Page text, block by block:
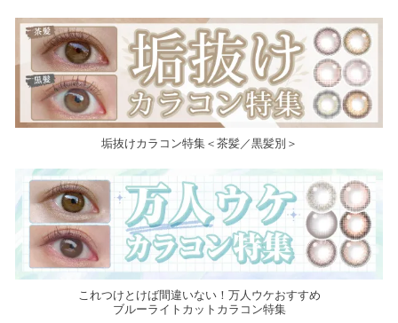
垢抜けカラコン特集＜茶髪／黒髪別＞
これつけとけば間違いない！万人ウケおすすめ
ブルーライトカットカラコン特集